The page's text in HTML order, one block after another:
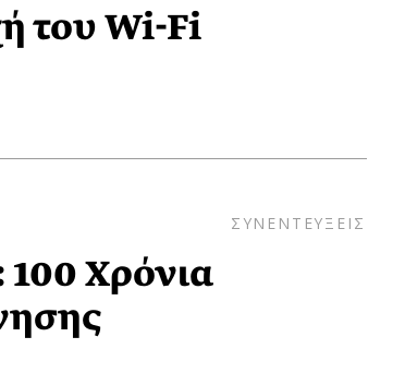
του Wi-Fi
ΣΥΝΕΝΤΕΥΞΕΙΣ
Χρόνια